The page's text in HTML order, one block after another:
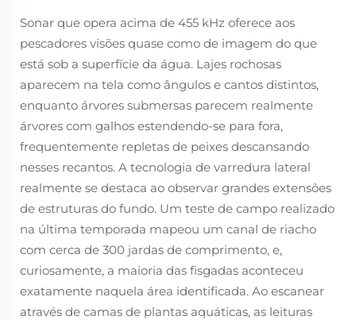
Sonar que opera acima de 455 kHz oferece aos
pescadores visões quase como de imagem do que
está sob a superfície da água. Lajes rochosas
aparecem na tela como ângulos e cantos distintos,
enquanto árvores submersas parecem realmente
árvores com galhos estendendo-se para fora,
frequentemente repletas de peixes descansando
nesses recantos. A tecnologia de varredura lateral
realmente se destaca ao observar grandes extensões
de estruturas do fundo. Um teste de campo realizado
na última temporada mapeou um canal de riacho
com cerca de 300 jardas de comprimento, e,
curiosamente, a maioria das fisgadas aconteceu
exatamente naquela área identificada. Ao escanear
através de camas de plantas aquáticas, as leituras